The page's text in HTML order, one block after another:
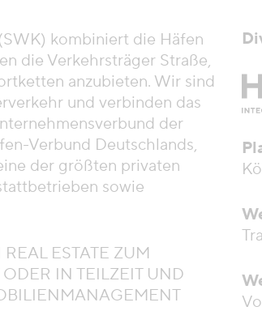
kombiniert die Häfen
die Verkehrsträger Straße,
anzubieten. Wir sind
und verbinden das
der
Verbund Deutschlands,
der größten privaten
sowie
ESTATE ZUM
IN TEILZEIT UND